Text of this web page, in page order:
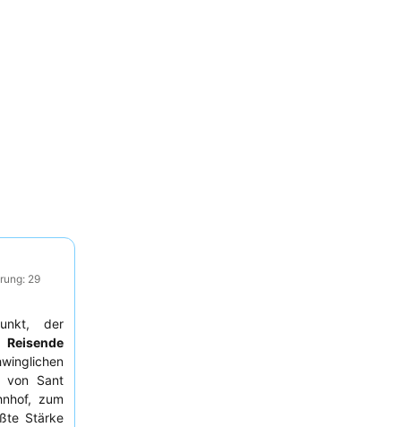
29
der
Sant
zum
Stärke